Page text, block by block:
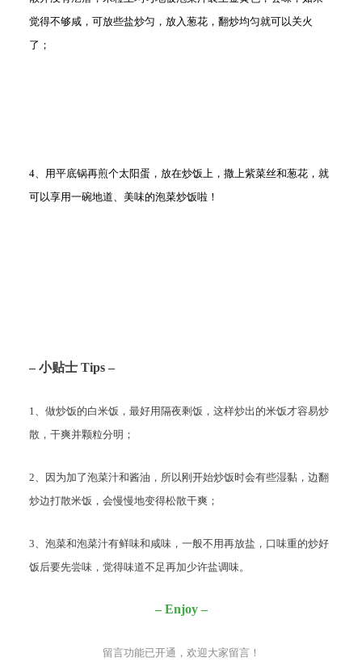
觉得不够咸，可放些盐炒匀，放入葱花，翻炒均匀就可以关火
了；
4、用平底锅再煎个太阳蛋，放在炒饭上，撒上紫菜丝和葱花，就
可以享用一碗地道、美味的泡菜炒饭啦！
– 小贴士 Tips –
1、做炒饭的白米饭，最好用隔夜剩饭，这样炒出的米饭才容易炒
散，干爽并颗粒分明；
2、因为加了泡菜汁和酱油，所以刚开始炒饭时会有些湿黏，边翻
炒边打散米饭，会慢慢地变得松散干爽；
3、泡菜和泡菜汁有鲜味和咸味，一般不用再放盐，口味重的炒好
饭后要先尝味，觉得味道不足再加少许盐调味。
– Enjoy –
留言功能已开通，欢迎大家留言！